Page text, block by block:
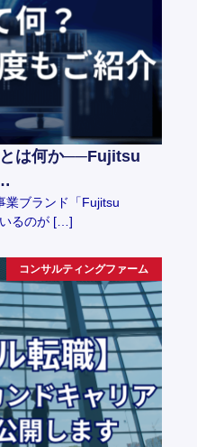
は何か──Fujitsu
業ブランド「Fujitsu
るのが […]
コンサルティングファーム